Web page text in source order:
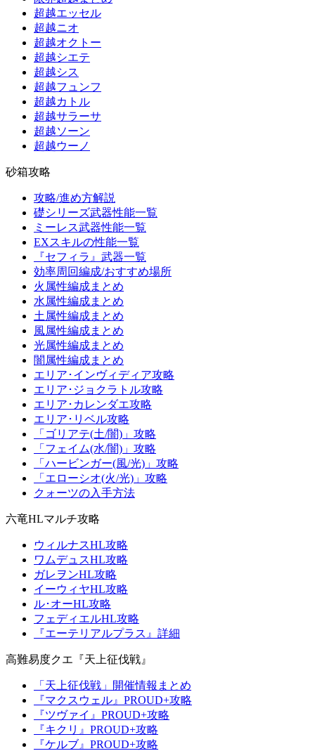
超越エッセル
超越ニオ
超越オクトー
超越シエテ
超越シス
超越フュンフ
超越カトル
超越サラーサ
超越ソーン
超越ウーノ
砂箱攻略
攻略/進め方解説
礎シリーズ武器性能一覧
ミーレス武器性能一覧
EXスキルの性能一覧
『セフィラ』武器一覧
効率周回編成/おすすめ場所
火属性編成まとめ
水属性編成まとめ
土属性編成まとめ
風属性編成まとめ
光属性編成まとめ
闇属性編成まとめ
エリア･インヴィディア攻略
エリア･ジョクラトル攻略
エリア･カレンダエ攻略
エリア･リベル攻略
「ゴリアテ(土/闇)」攻略
「フェイム(水/闇)」攻略
「ハービンガー(風/光)」攻略
「エローシオ(火/光)」攻略
クォーツの入手方法
六竜HLマルチ攻略
ウィルナスHL攻略
ワムデュスHL攻略
ガレヲンHL攻略
イーウィヤHL攻略
ル･オーHL攻略
フェディエルHL攻略
『エーテリアルプラス』詳細
高難易度クエ『天上征伐戦』
「天上征伐戦」開催情報まとめ
『マクスウェル』PROUD+攻略
『ツヴァイ』PROUD+攻略
『キクリ』PROUD+攻略
『ケルブ』PROUD+攻略